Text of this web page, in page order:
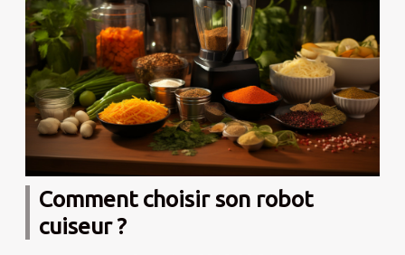
Comment choisir son robot
cuiseur ?